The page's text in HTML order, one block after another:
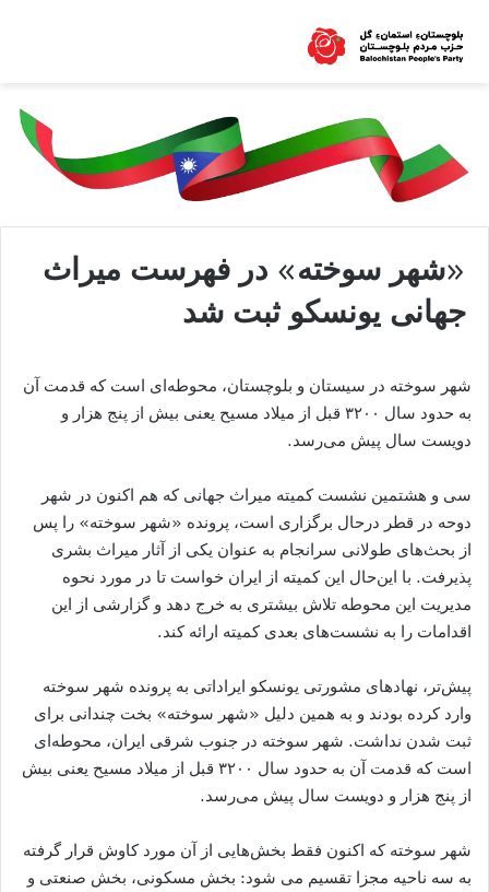
«شهر سوخته» در فهرست میراث
جهانی یونسکو ثبت شد
شهر سوخته در سیستان و بلوچستان، محوطه‌ای است که قدمت آن
به حدود سال ۳۲۰۰ قبل از میلاد مسیح یعنی بیش از پنج هزار و
دویست سال پیش می‌رسد.
سی و هشتمین نشست کمیته میراث جهانی که هم اکنون در شهر
دوحه در قطر درحال برگزاری است، پرونده «شهر سوخته» را پس
از بحث‌های طولانی سرانجام به عنوان یکی از آثار میراث بشری
پذیرفت. با این‌حال این کمیته از ایران خواست تا در مورد نحوه
مدیریت این محوطه تلاش بیشتری به خرج دهد و گزارشی از این
اقدامات را به نشست‌های بعدی کمیته ارائه کند.
پیش‌تر، نهادهای مشورتی یونسکو ایراداتی به پرونده شهر سوخته
وارد کرده بودند و به همین دلیل «شهر سوخته» بخت چندانی برای
ثبت شدن نداشت. شهر سوخته در جنوب شرقی ایران، محوطه‌ای
است که قدمت آن به حدود سال ۳۲۰۰ قبل از میلاد مسیح یعنی بیش
از پنج هزار و دویست سال پیش می‌رسد.
شهر سوخته که اکنون فقط بخش‌هایی از آن مورد کاوش قرار گرفته
به سه ناحیه مجزا تقسیم می شود: بخش مسکونی، بخش صنعتی و